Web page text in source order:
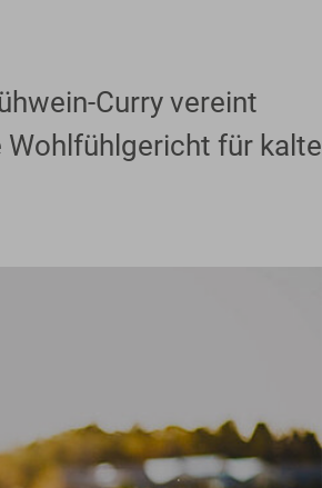
Curry vereint
für kalte